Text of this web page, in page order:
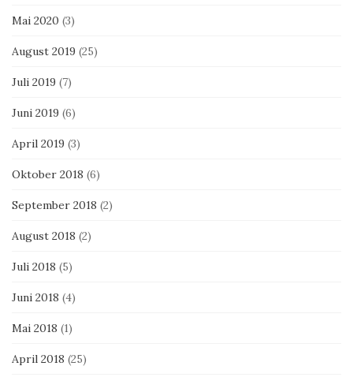
Mai 2020 (3)
August 2019 (25)
Juli 2019 (7)
Juni 2019 (6)
April 2019 (3)
Oktober 2018 (6)
September 2018 (2)
August 2018 (2)
Juli 2018 (5)
Juni 2018 (4)
Mai 2018 (1)
April 2018 (25)